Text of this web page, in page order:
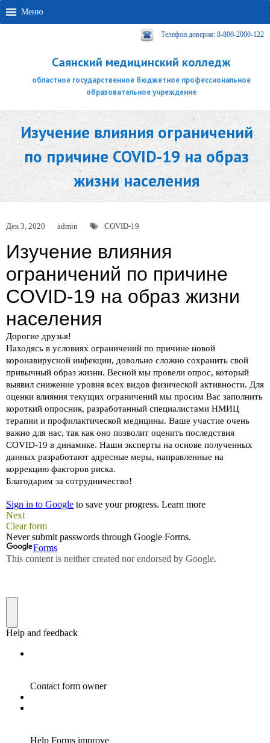
Меню
Телефон доверия: 8-800-2000-122
Саянский медицинский колледж
областное государственное бюджетное профессиональное
образовательное учреждение
Изучение влияния ограничений
по причине COVID-19 на образ
жизни населения
Дек 3, 2020 admin COVID-19